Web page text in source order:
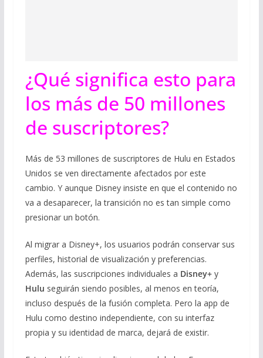
¿Qué significa esto para
los más de 50 millones
de suscriptores?
Más de 53 millones de suscriptores de Hulu en Estados
Unidos se ven directamente afectados por este
cambio. Y aunque Disney insiste en que el contenido no
va a desaparecer, la transición no es tan simple como
presionar un botón.
Al migrar a Disney+, los usuarios podrán conservar sus
perfiles, historial de visualización y preferencias.
Además, las suscripciones individuales a Disney+y
Hulu seguirán siendo posibles, al menos en teoría,
incluso después de la fusión completa. Pero la app de
Hulu como destino independiente, con su interfaz
propia y su identidad de marca, dejará de existir.